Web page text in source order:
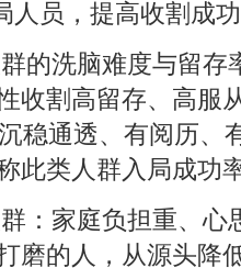
人员，提高收割成
的洗脑难度与留存
收割高留存、高服
稳通透、有阅历、
此类人群入局成功
：家庭负担重、心
磨的人，从源头降